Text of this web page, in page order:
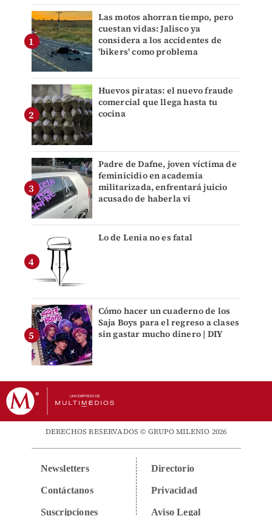
Las motos ahorran tiempo, pero
cuestan vidas: Jalisco ya
considera a los accidentes de
'bikers' como problema
Huevos piratas: el nuevo fraude
comercial que llega hasta tu
cocina
Padre de Dafne, joven víctima de
feminicidio en academia
militarizada, enfrentará juicio
acusado de haberla vi
Lo de Lenia no es fatal
Cómo hacer un cuaderno de los
Saja Boys para el regreso a clases
sin gastar mucho dinero | DIY
DERECHOS RESERVADOS © GRUPO MILENIO 2026
Newsletters
Contáctanos
Suscripciones
Directorio
Privacidad
Aviso Legal